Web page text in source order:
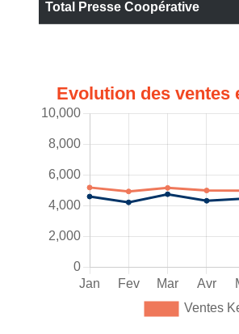
Total Presse Coopérative